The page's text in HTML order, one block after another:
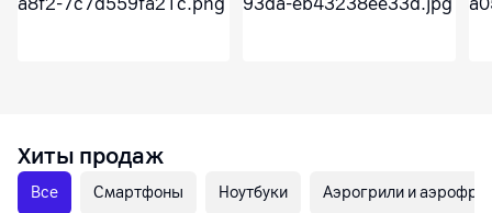
Хиты продаж
Все Смартфоны Ноутбуки Аэрогрили и